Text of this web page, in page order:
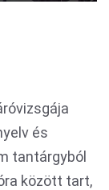
és
tantárgyból
között tart,